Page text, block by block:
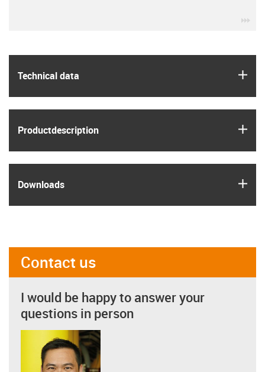
Technical data
Product­description
Downloads
Contact us
I would be happy to answer your
questions in person